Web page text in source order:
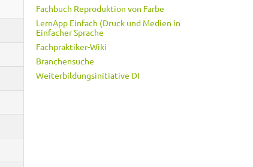
Fachbuch Reproduktion von Farbe
LernApp Einfach (Druck und Medien in
Einfacher Sprache
Fachpraktiker-Wiki
Branchensuche
Weiterbildungsinitiative DI